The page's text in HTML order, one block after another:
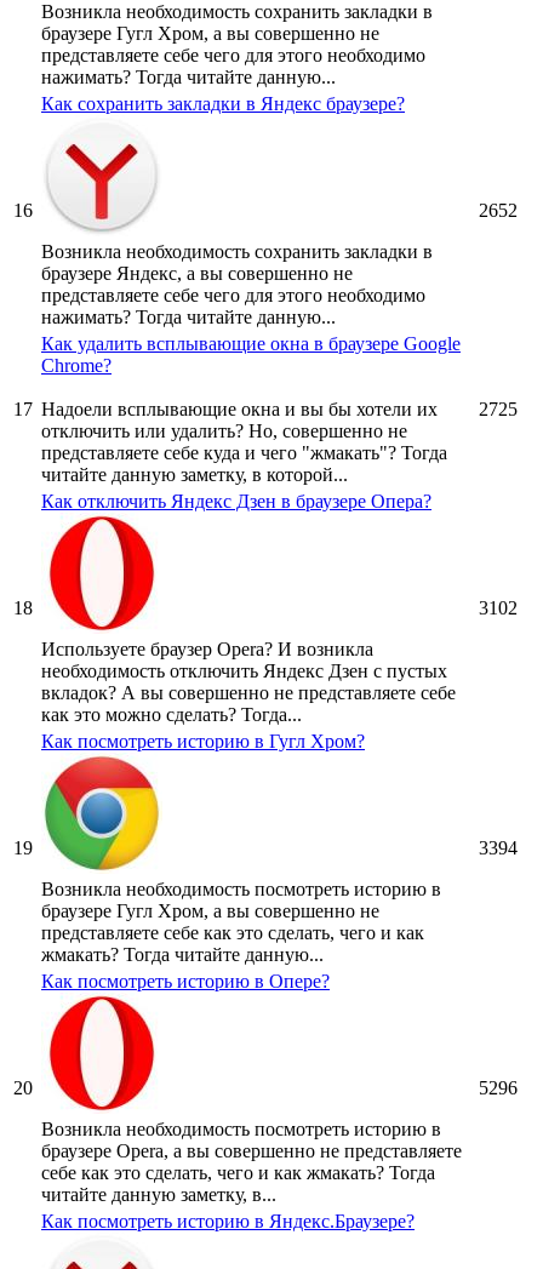
Возникла необходимость сохранить закладки в
браузере Гугл Хром, а вы совершенно не
представляете себе чего для этого необходимо
нажимать? Тогда читайте данную...
16
Как сохранить закладки в Яндекс браузере?
Возникла необходимость сохранить закладки в
браузере Яндекс, а вы совершенно не
представляете себе чего для этого необходимо
нажимать? Тогда читайте данную...
2652
17
Как удалить всплывающие окна в браузере Google
Chrome?
Надоели всплывающие окна и вы бы хотели их
отключить или удалить? Но, совершенно не
представляете себе куда и чего "жмакать"? Тогда
читайте данную заметку, в которой...
2725
18
Как отключить Яндекс Дзен в браузере Опера?
Используете браузер Opera? И возникла
необходимость отключить Яндекс Дзен с пустых
вкладок? А вы совершенно не представляете себе
как это можно сделать? Тогда...
3102
19
Как посмотреть историю в Гугл Хром?
Возникла необходимость посмотреть историю в
браузере Гугл Хром, а вы совершенно не
представляете себе как это сделать, чего и как
жмакать? Тогда читайте данную...
3394
20
Как посмотреть историю в Опере?
Возникла необходимость посмотреть историю в
браузере Opera, а вы совершенно не представляете
себе как это сделать, чего и как жмакать? Тогда
читайте данную заметку, в...
5296
Как посмотреть историю в Яндекс.Браузере?